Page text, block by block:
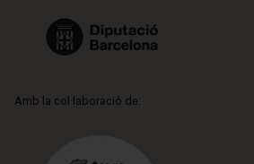
Amb la col·laboració de: